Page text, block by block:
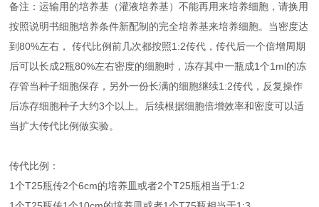
备注：运输用的培养基（灌液培养基）不能再用来培养细胞，请换用
按照说明书细胞培养条件新配制的完全培养基来培养细胞。当密度达
到80%左右， 传代比例前几次都按照1:2传代，传代后一个倍增周期
后可以长成2瓶80%左右密度的细胞时，冻存其中一瓶成1个1ml的冻
存管当种子细胞保存，另外一份长满的细胞继续1:2传代，反复操作
后冻存细胞种子大约3个以上。后续根据细胞倍增效率和密度可以适
当扩大传代比例做实验。
传代比例：
1个T25瓶传2个6cm的培养皿或者2个T25瓶相当于1:2